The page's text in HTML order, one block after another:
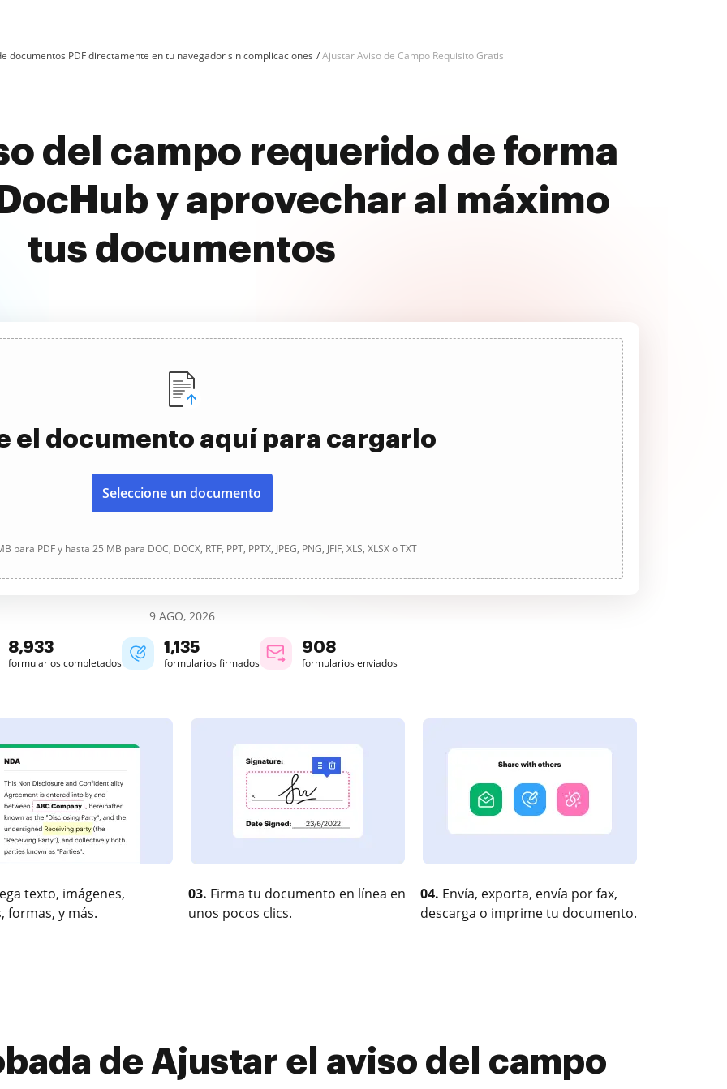
documentos PDF directamente en tu navegador sin complicaciones Ajustar Aviso de Campo Requisito Gratis
del campo requerido de forma
y aprovechar al máximo
tus documentos
el documento aquí para cargarlo
Seleccione un documento
para PDF y hasta 25 MB para DOC, DOCX, RTF, PPT, PPTX, JPEG, PNG, JFIF, XLS, XLSX o TXT
9 AGO, 2026
8,934
formularios completados
1,135
formularios firmados
908
formularios enviados
texto, imágenes,
formas, y más.
03. Firma tu documento en línea en
unos pocos clics.
04. Envía, exporta, envía por fax,
descarga o imprime tu documento.
de Ajustar el aviso del campo